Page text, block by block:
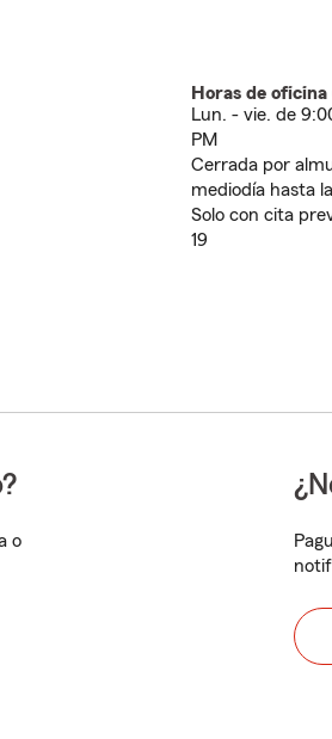
Horas de oficina
Lun. - vie. de
PM
Cerrada por
mediodía hasta la
Solo con cita
19
o